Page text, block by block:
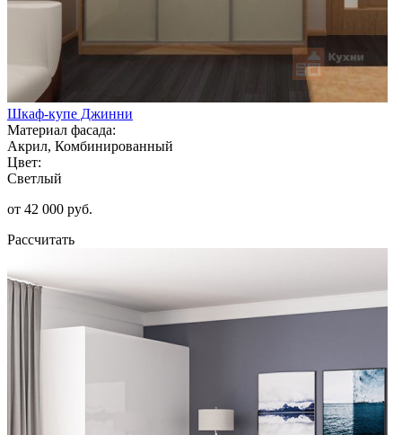
Шкаф-купе Джинни
Материал фасада:
Акрил, Комбинированный
Цвет:
Светлый
от 42 000 руб.
Рассчитать